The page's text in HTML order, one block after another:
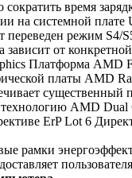
время
на системной
переведен режим S4/
зависит от
Платформа AMD
платы AMD
существенный
AMD
ErP Lot 6
рамки